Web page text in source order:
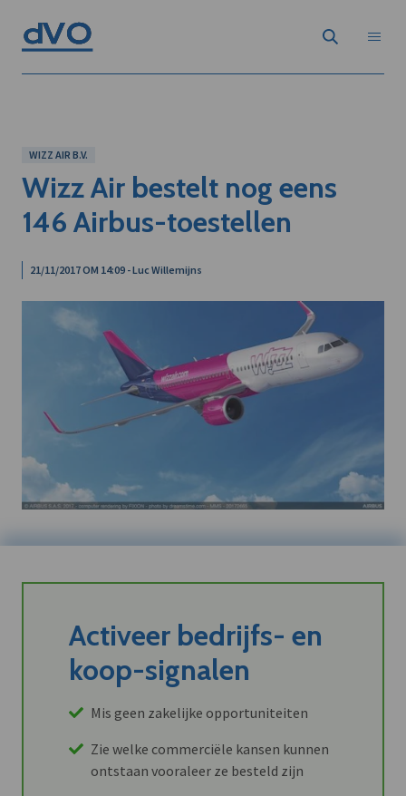
WIZZ AIR B.V.
Wizz Air bestelt nog eens
146 Airbus-toestellen
21/11/2017 OM 14:09 - Luc Willemijns
Activeer bedrijfs- en
koop-signalen
Mis geen zakelijke opportuniteiten
Zie welke commerciële kansen kunnen
ontstaan vooraleer ze besteld zijn